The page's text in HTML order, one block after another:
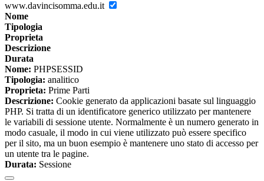
www.davincisomma.edu.it
Nome
Tipologia
Proprieta
Descrizione
Durata
Nome: PHPSESSID
Tipologia: analitico
Proprieta: Prime Parti
Descrizione: Cookie generato da applicazioni basate sul linguaggio
PHP. Si tratta di un identificatore generico utilizzato per mantenere
le variabili di sessione utente. Normalmente è un numero generato in
modo casuale, il modo in cui viene utilizzato può essere specifico
per il sito, ma un buon esempio è mantenere uno stato di accesso per
un utente tra le pagine.
Durata: Sessione